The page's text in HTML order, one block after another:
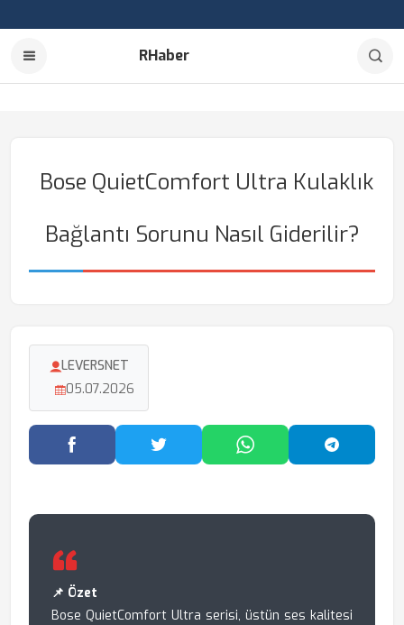
RHaber
Bose QuietComfort Ultra Kulaklık
Bağlantı Sorunu Nasıl Giderilir?
LEVERSNET
05.07.2026
Facebook'ta PaylaşTwitter'da PaylaşWhatsApp'ta Paylaş
📌 Özet
Bose QuietComfort Ultra serisi, üstün ses kalitesi